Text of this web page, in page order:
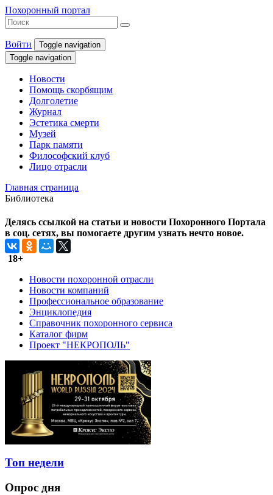
Похоронный портал
Войти
Toggle navigation
Toggle navigation
Новости
Помощь скорбящим
Долголетие
Журнал
Эстетика смерти
Музей
Парк памяти
Философский клуб
Лицо отрасли
Главная страница
Библиотека
Делясь ссылкой на статьи и новости Похоронного Портала
в соц. сетях, вы помогаете другим узнать нечто новое.
18+
Новости похоронной отрасли
Новости компаний
Профессиональное образование
Энциклопедия
Справочник похоронного сервиса
Каталог фирм
Проект "НЕКРОПОЛЬ"
Топ недели
Опрос дня